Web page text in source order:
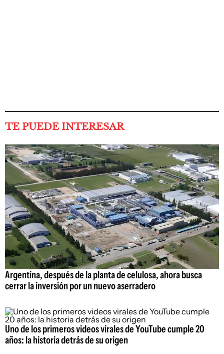
TE PUEDE INTERESAR
Argentina, después de la planta de celulosa, ahora busca
cerrar la inversión por un nuevo aserradero
Uno de los primeros videos virales de YouTube cumple 20
años: la historia detrás de su origen